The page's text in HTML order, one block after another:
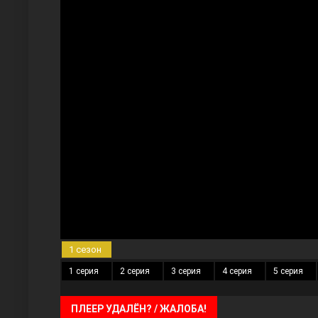
Ветреный холм
1 сезон
1 серия 2 серия 3 серия 4 серия 5 серия
ПЛЕЕР УДАЛЁН? / ЖАЛОБА!